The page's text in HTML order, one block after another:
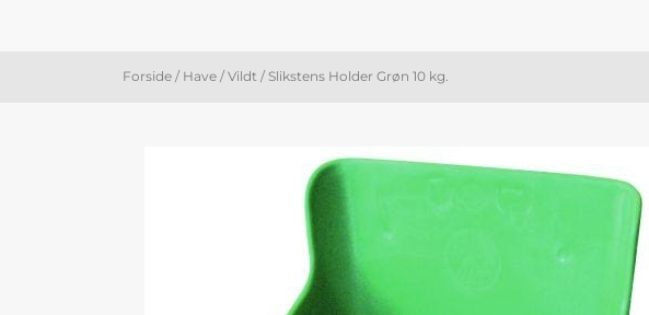
Forside / Have /Vildt / Slikstens Holder Grøn 10 kg.